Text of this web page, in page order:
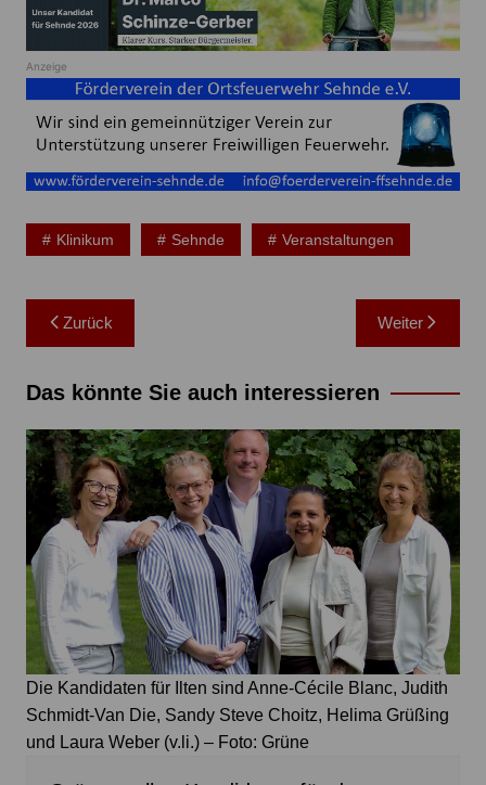
Anzeige
Klinikum Sehnde Veranstaltungen
Beitragsnavigation
Zurück Weiter
Das könnte Sie auch interessieren
Die Kandidaten für Ilten sind Anne-Cécile Blanc, Judith
Schmidt-Van Die, Sandy Steve Choitz, Helima Grüßing
und Laura Weber (v.li.) – Foto: Grüne